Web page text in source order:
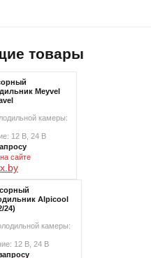
товары
Meyvel
камеры:
12 В, 24 В
сайте
Alpicool
24)
камеры:
12 В, 24 В